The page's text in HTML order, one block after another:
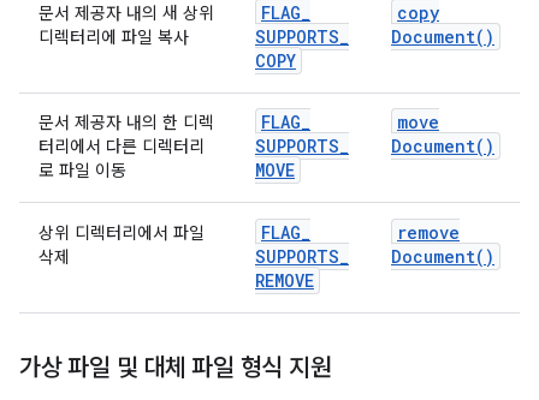
문서 제공자 내의 새 상위
디렉터리에 파일 복사
FLAG_
SUPPORTS_
COPY
copy
Document( )
문서 제공자 내의 한 디렉
터리에서 다른 디렉터리
로 파일 이동
FLAG_
SUPPORTS_
MOVE
move
Document( )
상위 디렉터리에서 파일
삭제
FLAG_
SUPPORTS_
REMOVE
remove
Document( )
가상 파일 및 대체 파일 형식 지원